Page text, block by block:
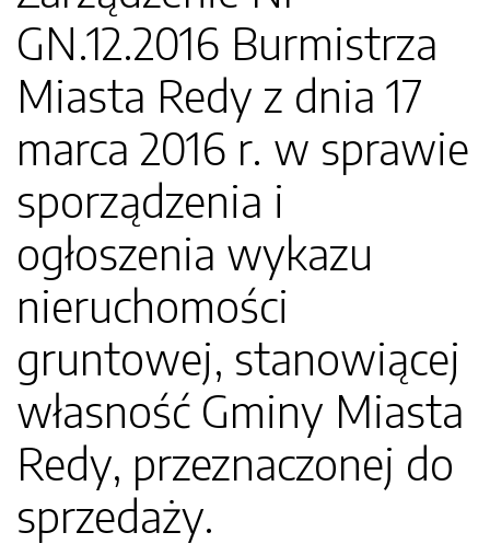
GN.12.2016 Burmistrza
Miasta Redy z dnia 17
marca 2016 r. w sprawie
sporządzenia i
ogłoszenia wykazu
nieruchomości
gruntowej, stanowiącej
własność Gminy Miasta
Redy, przeznaczonej do
sprzedaży.